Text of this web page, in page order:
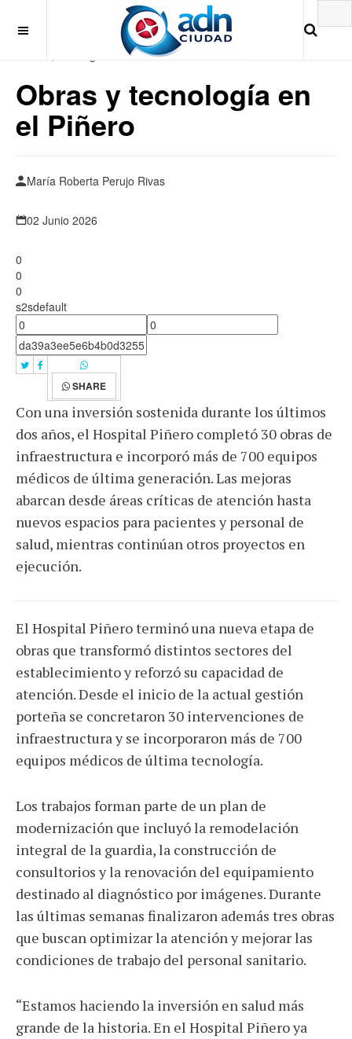
Jueves, 6 de Agosto 2026
Obras y tecnología en
el Piñero
María Roberta Perujo Rivas
02 Junio 2026
0
0
0
s2sdefault
SHARE
Con una inversión sostenida durante los últimos
dos años, el Hospital Piñero completó 30 obras de
infraestructura e incorporó más de 700 equipos
médicos de última generación. Las mejoras
abarcan desde áreas críticas de atención hasta
nuevos espacios para pacientes y personal de
salud, mientras continúan otros proyectos en
ejecución.
El Hospital Piñero terminó una nueva etapa de
obras que transformó distintos sectores del
establecimiento y reforzó su capacidad de
atención. Desde el inicio de la actual gestión
porteña se concretaron 30 intervenciones de
infraestructura y se incorporaron más de 700
equipos médicos de última tecnología.
Los trabajos forman parte de un plan de
modernización que incluyó la remodelación
integral de la guardia, la construcción de
consultorios y la renovación del equipamiento
destinado al diagnóstico por imágenes. Durante
las últimas semanas finalizaron además tres obras
que buscan optimizar la atención y mejorar las
condiciones de trabajo del personal sanitario.
“Estamos haciendo la inversión en salud más
grande de la historia. En el Hospital Piñero ya